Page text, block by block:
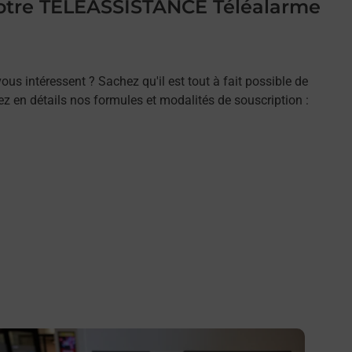
TELEASSISTANCE Téléalarme
intéressent ? Sachez qu'il est tout à fait possible de
en détails nos formules et modalités de souscription :
savoir plus